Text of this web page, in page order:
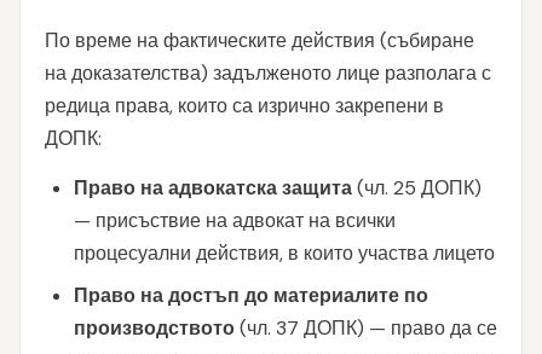
По време на фактическите действия (събиране
на доказателства) задълженото лице разполага с
редица права, които са изрично закрепени в
ДОПК:
Право на адвокатска защита(чл. 25 ДОПК)
— присъствие на адвокат на всички
процесуални действия, в които участва лицето
Право на достъп до материалите по
производството(чл. 37 ДОПК) — право да се